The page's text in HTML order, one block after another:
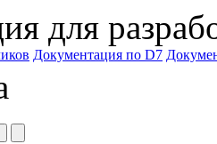
для
Документация по D7